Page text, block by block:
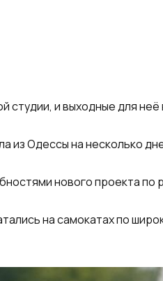
студии, и выходные для
из Одессы на несколько
нового проекта по
на самокатах по